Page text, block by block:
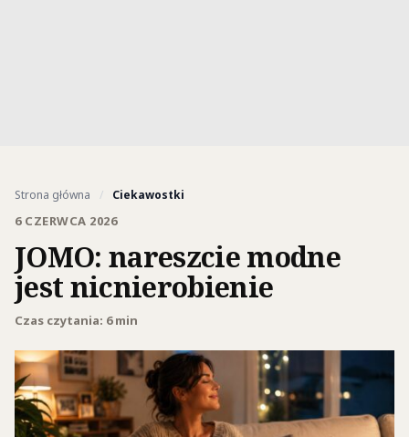
Strona główna / Ciekawostki
6 CZERWCA 2026
JOMO: nareszcie modne
jest nicnierobienie
Czas czytania: 6 min